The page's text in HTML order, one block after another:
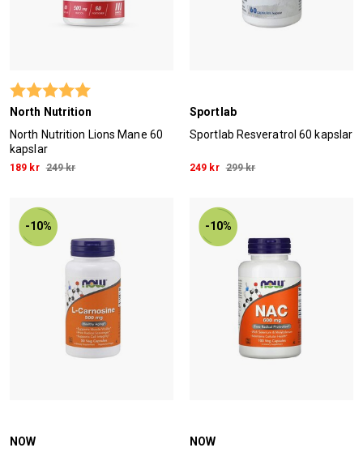
Betyg:
North Nutrition
North Nutrition Lions Mane 60
kapslar
189 kr 249 kr
Sportlab
Sportlab Resveratrol 60 kapslar
249 kr 299 kr
-10%
NOW
-10%
NOW